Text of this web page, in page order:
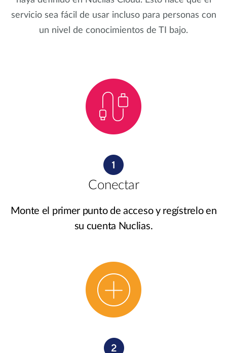
servicio sea fácil de usar incluso para personas con
un nivel de conocimientos de TI bajo.
Conectar
Monte el primer punto de acceso y regístrelo en
su cuenta Nuclias.